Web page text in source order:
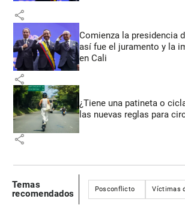
share
Comienza la presidencia
así fue el juramento y la
en Cali
share
¿Tiene una patineta o
las nuevas reglas para
share
Temas
recomendados
Posconflicto Víctimas